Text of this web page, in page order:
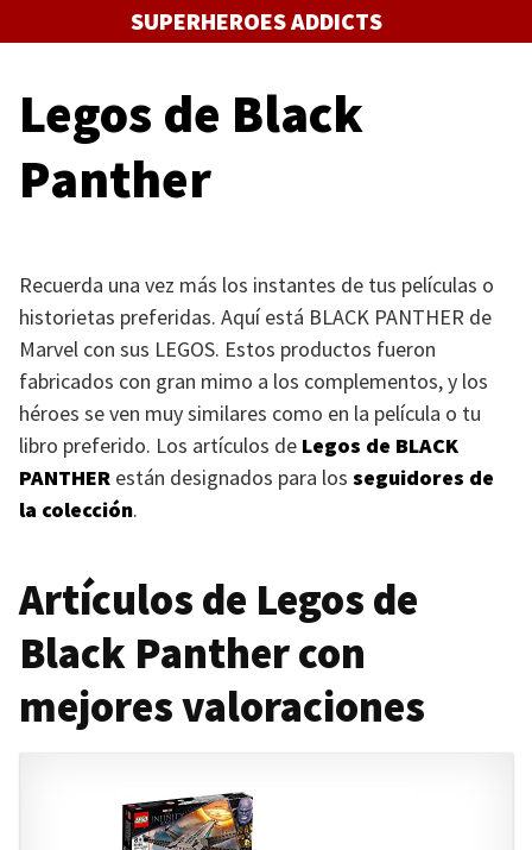
al
SUPERHEROES ADDICTS
Legos de Black
Panther
Recuerda una vez más los instantes de tus películas o
historietas preferidas. Aquí está BLACK PANTHER de
Marvel con sus LEGOS. Estos productos fueron
fabricados con gran mimo a los complementos, y los
héroes se ven muy similares como en la película o tu
libro preferido. Los artículos de Legos de BLACK
PANTHER están designados para los seguidores de
la colección.
Artículos de Legos de
Black Panther con
mejores valoraciones